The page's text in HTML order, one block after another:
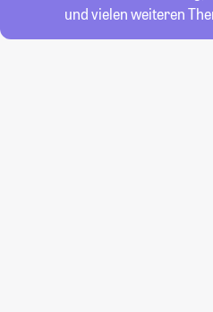
und vielen weiteren